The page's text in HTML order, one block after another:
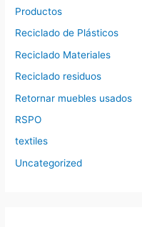
Productos
Reciclado de Plásticos
Reciclado Materiales
Reciclado residuos
Retornar muebles usados
RSPO
textiles
Uncategorized